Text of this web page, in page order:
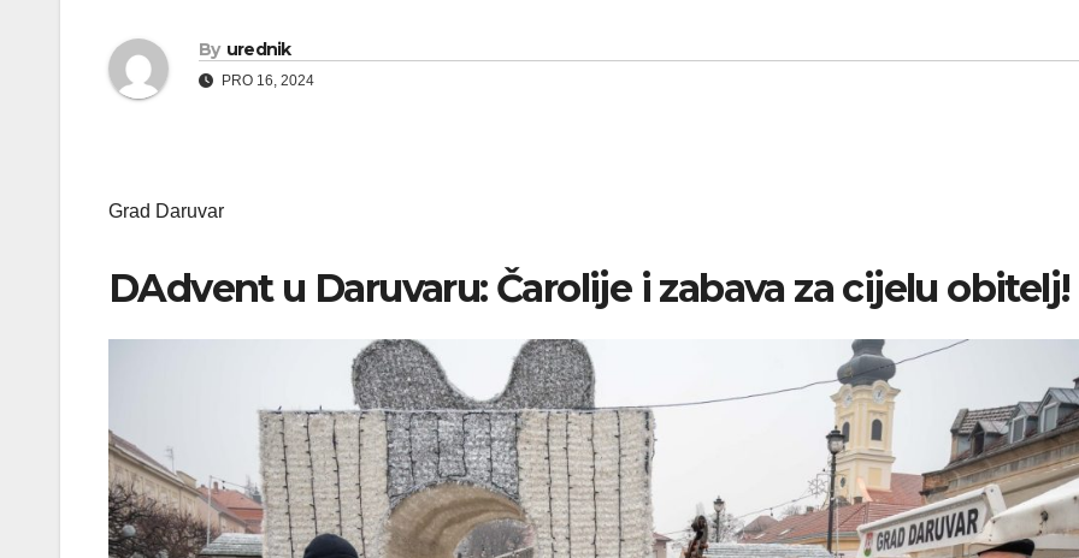
By urednik
PRO 16, 2024
Grad Daruvar
DAdvent u Daruvaru: Čarolije i zabava za cijelu obitelj!